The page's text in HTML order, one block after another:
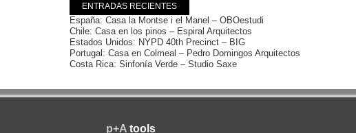
ENTRADAS RECIENTES
España: Casa la Montse i el Manel – OBOestudi
Chile: Casa en los pinos – Espiral Arquitectos
Estados Unidos: NYPD 40th Precinct – BIG
Portugal: Casa en Colmeal – Pedro Domingos Arquitectos
Costa Rica: Sinfonía Verde – Studio Saxe
p+A tools